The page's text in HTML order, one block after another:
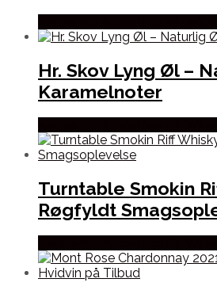
Hr. Skov Lyng Øl –
Karamelnoter
Turntable Smokin
Røgfyldt